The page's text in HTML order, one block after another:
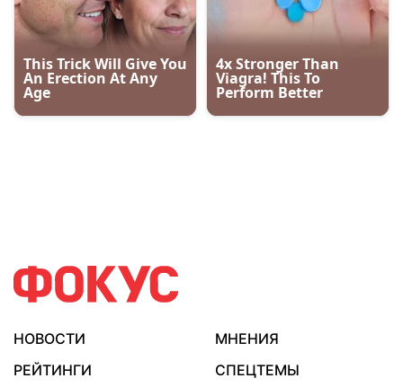
НОВОСТИ
МНЕНИЯ
РЕЙТИНГИ
СПЕЦТЕМЫ